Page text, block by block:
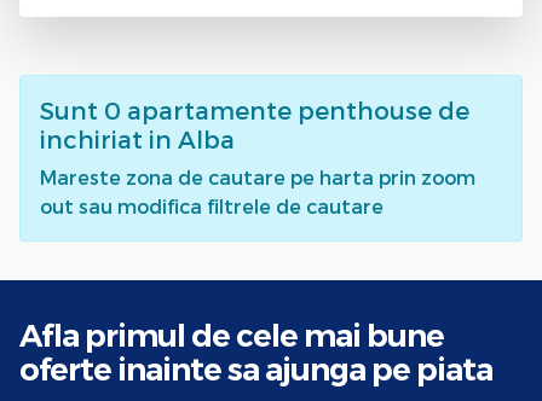
Sunt 0 apartamente penthouse de
inchiriat in Alba
Mareste zona de cautare pe harta prin zoom
out sau modifica filtrele de cautare
Afla primul de cele mai bune
oferte inainte sa ajunga pe piata